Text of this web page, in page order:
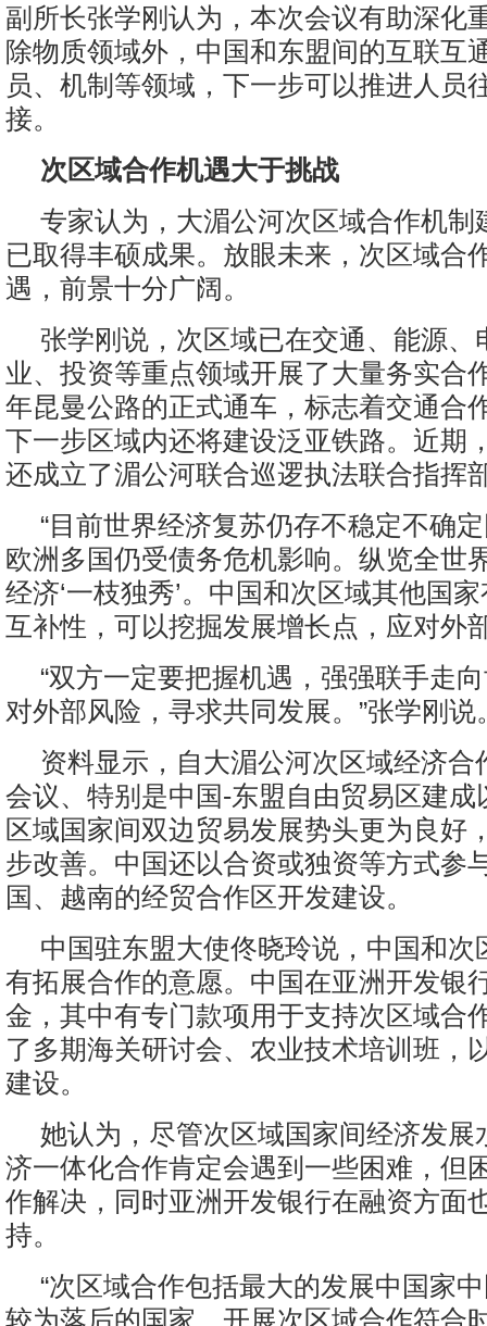
副所长张学刚认为，本次会议有助深化
除物质领域外，中国和东盟间的互联互
员、机制等领域，下一步可以推进人员
接。
次区域合作机遇大于挑战
专家认为，大湄公河次区域合作机制
已取得丰硕成果。放眼未来，次区域合
遇，前景十分广阔。
张学刚说，次区域已在交通、能源、
业、投资等重点领域开展了大量务实合
年昆曼公路的正式通车，标志着交通合
下一步区域内还将建设泛亚铁路。近期
还成立了湄公河联合巡逻执法联合指挥
“目前世界经济复苏仍存不稳定不确
欧洲多国仍受债务危机影响。纵览全世
经济‘一枝独秀’。中国和次区域其他国
互补性，可以挖掘发展增长点，应对外
“双方一定要把握机遇，强强联手走
对外部风险，寻求共同发展。”张学刚说
资料显示，自大湄公河次区域经济合
会议、特别是中国-东盟自由贸易区建成
区域国家间双边贸易发展势头更为良好
步改善。中国还以合资或独资等方式参
国、越南的经贸合作区开发建设。
中国驻东盟大使佟晓玲说，中国和次
有拓展合作的意愿。中国在亚洲开发银
金，其中有专门款项用于支持次区域合
了多期海关研讨会、农业技术培训班，
建设。
她认为，尽管次区域国家间经济发展
济一体化合作肯定会遇到一些困难，但
作解决，同时亚洲开发银行在融资方面
持。
“次区域合作包括最大的发展中国家
较为落后的国家。开展次区域合作符合